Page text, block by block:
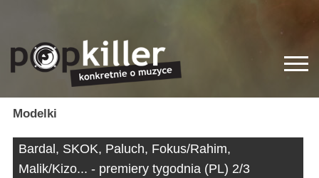
Modelki
Bardal, SKOK, Paluch, Fokus/Rahim,
Malik/Kizo... - premiery tygodnia (PL) 2/3